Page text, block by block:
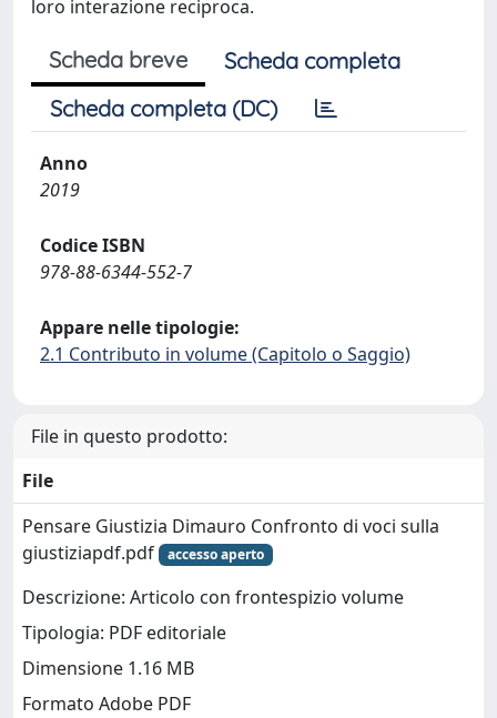
loro interazione reciproca.
Scheda breve
Scheda completa
Scheda completa (DC)
Anno
2019
Codice ISBN
978-88-6344-552-7
Appare nelle tipologie:
2.1 Contributo in volume (Capitolo o Saggio)
File in questo prodotto:
File
Pensare Giustizia Dimauro Confronto di voci sulla
giustiziapdf.pdf
accesso aperto
Descrizione: Articolo con frontespizio volume
Tipologia: PDF editoriale
Dimensione 1.16 MB
Formato Adobe PDF